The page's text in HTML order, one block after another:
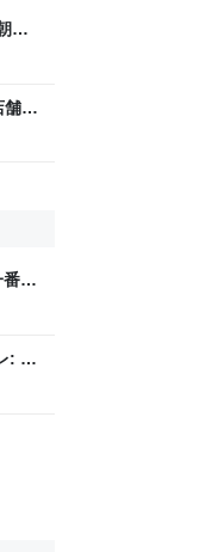
日
と
の
: テ